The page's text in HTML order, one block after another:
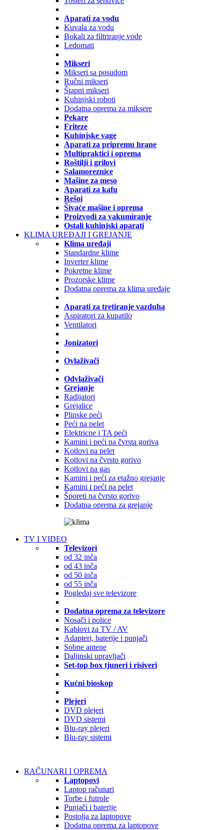
Aparati za vodu
Kuvala za vodu
Bokali za filtriranje vode
Ledomati
Mikseri
Mikseri sa posudom
Ručni mikseri
Štapni mikseri
Kuhinjski roboti
Dodatna oprema za miksere
Pekare
Friteze
Kuhinjske vage
Aparati za pripremu hrane
Multipraktici i oprema
Roštilji i grilovi
Salamoreznice
Mašine za meso
Aparati za kafu
Rešoi
Šivaće mašine i oprema
Proizvodi za vakumiranje
Ostali kuhinjski aparati
KLIMA UREĐAJI I GREJANJE
Klima uređaji
Standardne klime
Inverter klime
Pokretne klime
Prozorske klime
Dodatna oprema za klima uređaje
Aparati za tretiranje vazduha
Aspiratori za kupatilo
Ventilatori
Jonizatori
Ovlaživači
Odvlaživači
Grejanje
Radijatori
Grejalice
Plinske peći
Peći na pelet
Elektricne i TA peći
Kamini i peći na čvrsta goriva
Kotlovi na pelet
Kotlovi na čvrsto gorivo
Kotlovi na gas
Kamini i peći za etažno grejanje
Kamini i peći na pelet
Šporeti na čvrsto gorivo
Dodatna oprema za grejanje
TV I VIDEO
Televizori
od 32 inča
od 43 inča
od 50 inča
od 55 inča
Pogledaj sve televizore
Dodatna oprema za televizore
Nosači i police
Kablovi za TV / AV
Adapteri, baterije i punjači
Sobne antene
Daljinski upravljači
Set-top box tjuneri i risiveri
Kućni bioskop
Plejeri
DVD plejeri
DVD sistemi
Blu-ray plejeri
Blu-ray sistemi
RAČUNARI I OPREMA
Laptopovi
Laptop računari
Torbe i futrole
Punjači i baterije
Postolja za laptopove
Dodatna oprema za laptopove